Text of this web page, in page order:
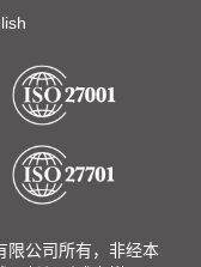
限公司所有，非经本